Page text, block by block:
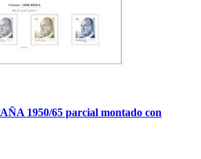
1950/65 parcial montado con